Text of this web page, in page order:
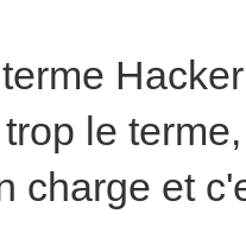
le
charge et